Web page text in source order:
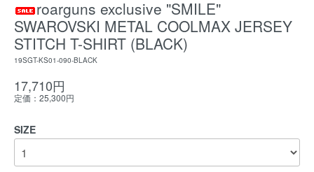
roarguns exclusive "SMILE"
SWAROVSKI METAL COOLMAX JERSEY
STITCH T-SHIRT (BLACK)
19SGT-KS01-090-BLACK
17,710円
定価：25,300円
SIZE